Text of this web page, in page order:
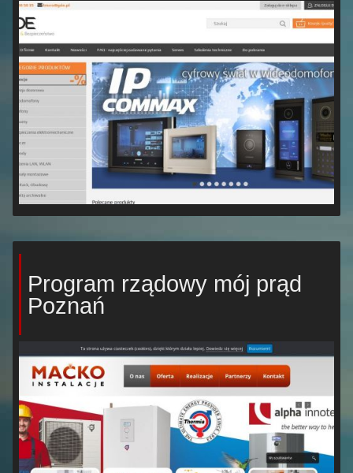
Program rządowy mój prąd
Poznań